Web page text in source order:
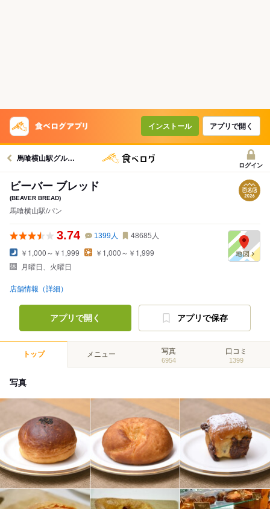
インストール アプリで開く
馬喰横山駅グルメへ
ログイン
ビーバー ブレッド
(BEAVER BREAD)
馬喰横山駅/パン
3.74 1399人 48685 人
￥1,000～￥1,999
￥1,000～￥1,999
月曜日、火曜日
店舗情報（詳細）
アプリで開く アプリで保存
トップ メニュー 写真
6954
口コミ
1399
写真